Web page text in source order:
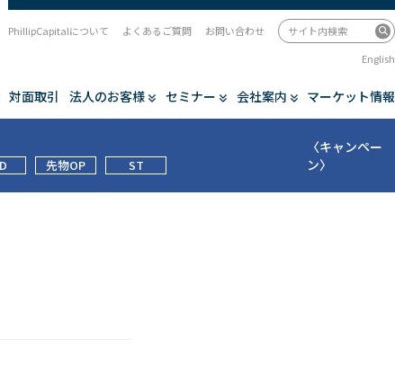
対面取引 法人のお客様 セミナー 会社案内 マーケット情報
PhillipCapitalについて よくあるご質問
お問い合わせ
English
先物OP ST
〈キャンペー
ン〉